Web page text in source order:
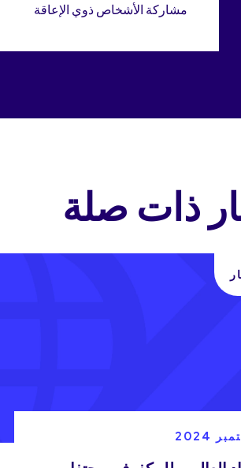
مشاركة الأشخاص ذوي الإعاقة
ذات صلة